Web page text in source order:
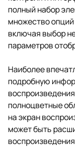
полный набор
множество опций
включая выбор
параметров
Наиболее
подробную
полноцветные
на экран
может быть